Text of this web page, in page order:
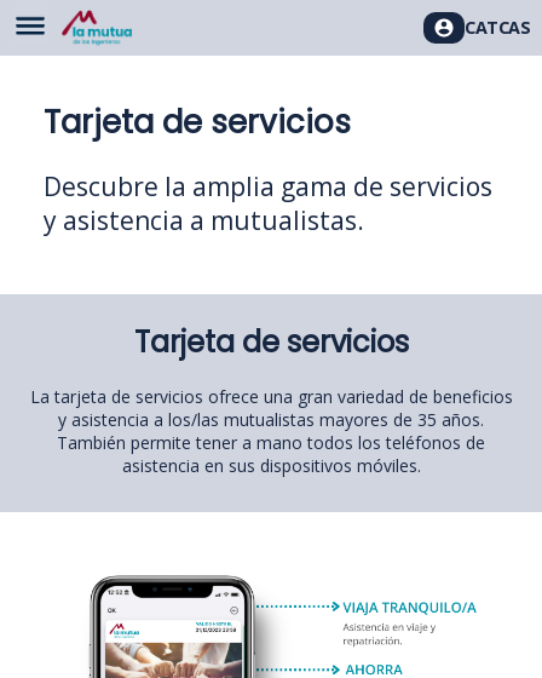
CATCAS
Tarjeta de servicios
Descubre la amplia gama de servicios
y asistencia a mutualistas.
Tarjeta de servicios
La tarjeta de servicios ofrece una gran variedad de beneficios
y asistencia a los/las mutualistas mayores de 35 años.
También permite tener a mano todos los teléfonos de
asistencia en sus dispositivos móviles.